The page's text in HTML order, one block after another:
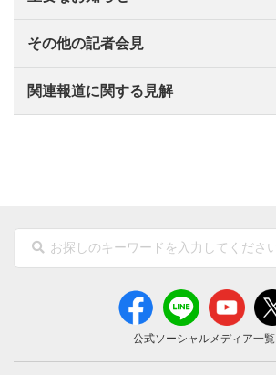
その他の記者会見
関連報道に関する見解
公式ソーシャルメディア一覧